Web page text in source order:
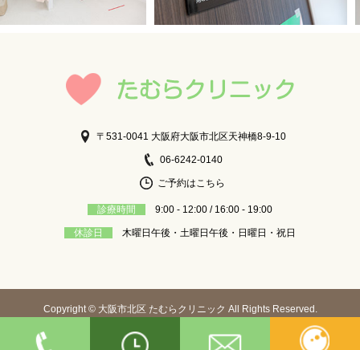
〒531-0041 大阪府大阪市北区天神橋8-9-10
06-6242-0140
ご予約はこちら
診療時間 9:00 - 12:00 / 16:00 - 19:00
休診日 木曜日午後・土曜日午後・日曜日・祝日
Copyright © 大阪市北区 たむらクリニック All Rights Reserved.